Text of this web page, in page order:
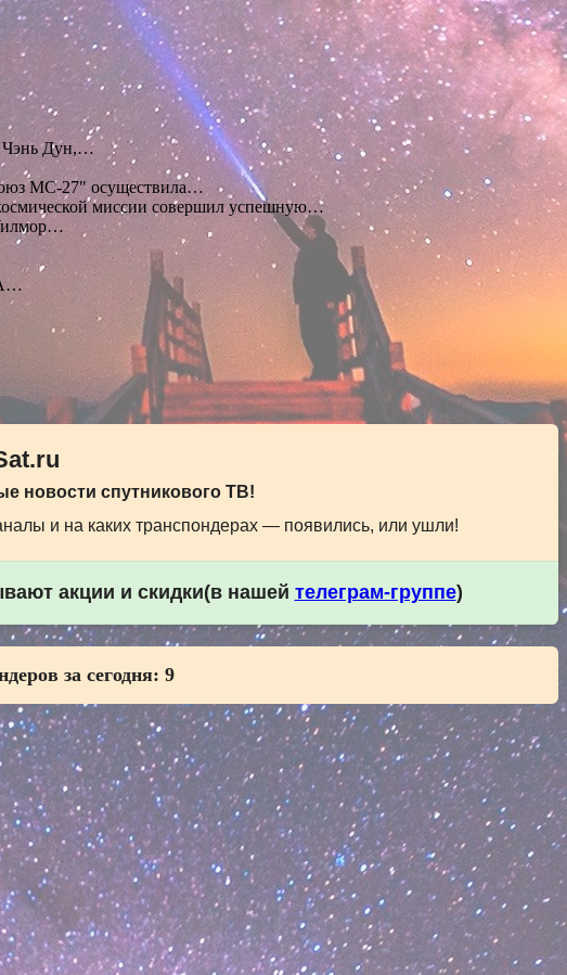
Чэнь Дун,…
МС-27" осуществила…
миссии совершил успешную…
новости спутникового ТВ!
и на каких транспондерах — появились, или ушли!
акции и скидки(в нашей телеграм-группе)
за сегодня: 9